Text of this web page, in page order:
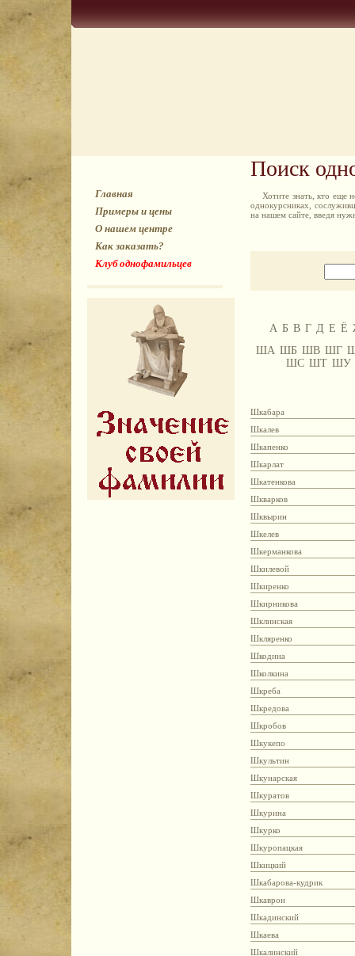
Главная
Примеры и цены
О нашем центре
Как заказать?
Клуб однофамильцев
Поиск
Хотите знать, кто еще
однокурсниках,
на нашем сайте, введя
А Б В Г Д Е Ё
ША ШБ ШВ ШГ
ШС ШТ ШУ
Шкабара
Шкалев
Шкапенко
Шкарлат
Шкатенкова
Шкварков
Шквырин
Шкелев
Шкерманкова
Шкилевой
Шкиренко
Шкирникова
Шклинская
Шкляренко
Шкодина
Школкина
Шкреба
Шкредова
Шкробов
Шкукепо
Шкультин
Шкунарская
Шкуратов
Шкурина
Шкурко
Шкуропацкая
Шкицкий
Шкабарова-кудрик
Шкаврон
Шкадинский
Шкаева
Шкалинский